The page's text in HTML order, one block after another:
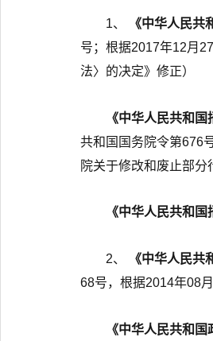
1、 《中华人民共
号；根据2017年12月
法〉的决定》修正）
《中华人民共和国
共和国国务院令第676
院关于修改和废止部
《中华人民共和
2、 《中华人民共
68号，根据2014年08
《中华人民共和国